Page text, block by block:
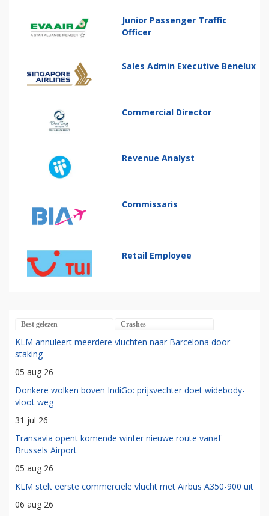
Junior Passenger Traffic
Officer
Sales Admin Executive Benelux
Commercial Director
Revenue Analyst
Commissaris
Retail Employee
Best gelezen Crashes
KLM annuleert meerdere vluchten naar Barcelona door
staking
05 aug 26
Donkere wolken boven IndiGo: prijsvechter doet widebody-
vloot weg
31 jul 26
Transavia opent komende winter nieuwe route vanaf
Brussels Airport
05 aug 26
KLM stelt eerste commerciële vlucht met Airbus A350-900 uit
06 aug 26